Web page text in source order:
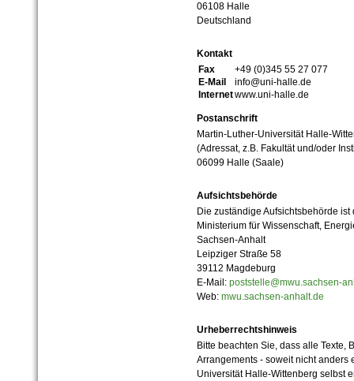
06108 Halle
Deutschland
Kontakt
Fax
+49 (0)345 55 27 077
E-Mail
info@uni-halle.de
Internetwww.uni-halle.de
Postanschrift
Martin-Luther-Universität Halle-
(Adressat, z.B. Fakultät und/oder
06099 Halle (Saale)
Aufsichtsbehörde
Die zuständige Aufsichtsbehörde ist
Ministerium für Wissenschaft,
Sachsen-Anhalt
Leipziger Straße 58
39112 Magdeburg
E-Mail: poststelle@mwu.sachsen-
Web: mwu.sachsen-anhalt.de
Urheberrechtshinweis
Bitte beachten Sie, dass alle Texte,
Arrangements - soweit nicht anders
Universität Halle-Wittenberg selbst